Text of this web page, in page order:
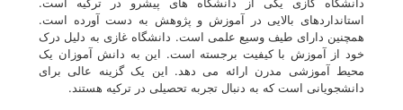
استانداردهای بالایی در آموزش و پژوهش به دست آورده است.
همچنین دارای طیف وسیع علمی است. دانشگاه غازی به دلیل درک
خود از آموزش با کیفیت برجسته است. این به دانش آموزان یک
محیط آموزشی مدرن ارائه می دهد. این یک گزینه عالی برای
دانشجویانی است که به دنبال تجربه تحصیلی در ترکیه هستند.